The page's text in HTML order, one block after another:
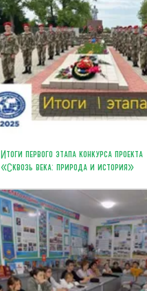
Итоги первого этапа конкурса проекта
«Сквозь века: природа и история»